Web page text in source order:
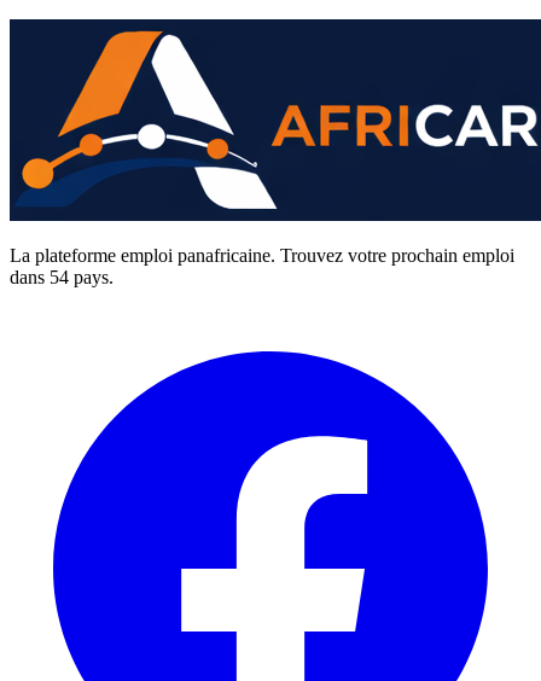
La plateforme emploi panafricaine. Trouvez votre prochain emploi
dans 54 pays.